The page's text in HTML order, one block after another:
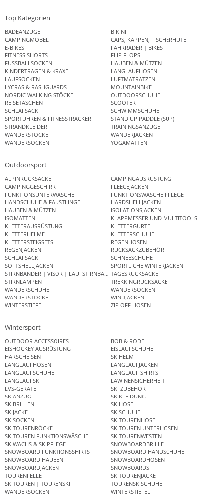
Top Kategorien
BADEANZÜGE
BIKINI
CAMPINGMÖBEL
CAPS, KAPPEN, FISCHERHÜTE
E-BIKES
FAHRRÄDER | BIKES
FITNESS SHORTS
FLIP FLOPS
FUSSBALLSOCKEN
HAUBEN & MÜTZEN
KINDERTRAGEN & KRAXE
LANGLAUFHOSEN
LAUFSOCKEN
LUFTMATRATZEN
LYCRAS & RASHGUARDS
MOUNTAINBIKE
NORDIC WALKING STÖCKE
OUTDOORSCHUHE
REISETASCHEN
SCOOTER
SCHLAFSACK
SCHWIMMSCHUHE
SPORTUHREN & FITNESSTRACKER
STAND UP PADDLE (SUP)
STRANDKLEIDER
TRAININGSANZÜGE
WANDERSTÖCKE
WANDERJACKEN
WANDERSOCKEN
YOGAMATTEN
Outdoorsport
ALPINRUCKSÄCKE
CAMPINGAUSRÜSTUNG
CAMPINGGESCHIRR
FLEECEJACKEN
FUNKTIONSUNTERWÄSCHE
FUNKTIONSWÄSCHE PFLEGE
HANDSCHUHE & FÄUSTLINGE
HARDSHELLJACKEN
HAUBEN & MÜTZEN
ISOLATIONSJACKEN
ISOMATTEN
KLAPPMESSER UND MULTITOOLS
KLETTERAUSRÜSTUNG
KLETTERGURTE
KLETTERHELME
KLETTERSCHUHE
KLETTERSTEIGSETS
REGENHOSEN
REGENJACKEN
RUCKSACKZUBEHÖR
SCHLAFSACK
SCHNEESCHUHE
SOFTSHELLJACKEN
SPORTLICHE WINTERJACKEN
STIRNBÄNDER | VISOR | LAUFSTIRNBANDTAGESRUCKSÄCKE
STIRNLAMPEN
TREKKINGRUCKSÄCKE
WANDERSCHUHE
WANDERSOCKEN
WANDERSTÖCKE
WINDJACKEN
WINTERSTIEFEL
ZIP OFF HOSEN
Wintersport
OUTDOOR ACCESSOIRES
BOB & RODEL
EISHOCKEY AUSRÜSTUNG
EISLAUFSCHUHE
HARSCHEISEN
SKIHELM
LANGLAUFHOSEN
LANGLAUFJACKEN
LANGLAUFSCHUHE
LANGLAUF SHIRTS
LANGLAUFSKI
LAWINENSICHERHEIT
LVS-GERÄTE
SKI ZUBEHÖR
SKIANZUG
SKIKLEIDUNG
SKIBRILLEN
SKIHOSE
SKIJACKE
SKISCHUHE
SKISOCKEN
SKITOURENHOSE
SKITOURENRÖCKE
SKITOUREN UNTERHOSEN
SKITOUREN FUNKTIONSWÄSCHE
SKITOURENWESTEN
SKIWACHS & SKIPFLEGE
SNOWBOARDBRILLE
SNOWBOARD FUNKTIONSSHIRTS
SNOWBOARD HANDSCHUHE
SNOWBOARD HAUBEN
SNOWBOARDHOSEN
SNOWBOARDJACKEN
SNOWBOARDS
TOURENFELLE
SKITOURENJACKE
SKITOUREN | TOURENSKI
TOURENSKISCHUHE
WANDERSOCKEN
WINTERSTIEFEL